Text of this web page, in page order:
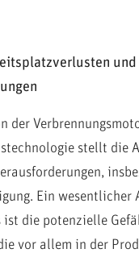
und
der
stellt die
Ein wesentlicher
die potenzielle
vor allem in der